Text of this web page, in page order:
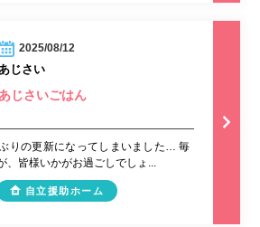
2025/08/12
あじさい
あじさいごはん
りの更新になってしまいました… 毎
、皆様いかがお過ごしでしょ...
自立援助ホーム